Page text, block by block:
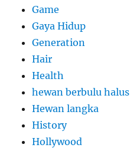
Game
Gaya Hidup
Generation
Hair
Health
hewan berbulu halus
Hewan langka
History
Hollywood